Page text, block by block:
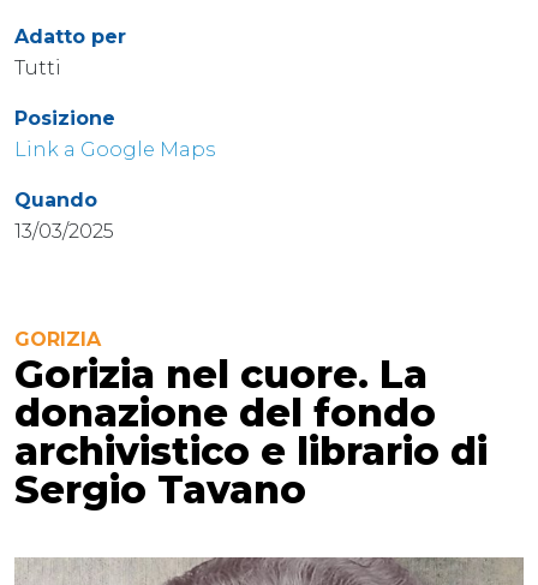
Adatto per
Tutti
Posizione
Link a Google Maps
Quando
13/03/2025
GORIZIA
Gorizia nel cuore. La
donazione del fondo
archivistico e librario di
Sergio Tavano